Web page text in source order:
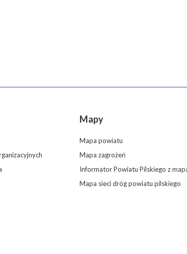
Mapy
Mapa powiatu
Mapa zagrożeń
Informator Powiatu Pilskiego z
Mapa sieci dróg powiatu pilskiego